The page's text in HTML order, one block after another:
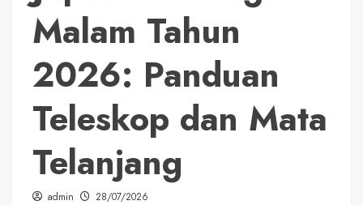
Malam Tahun
2026: Panduan
Teleskop dan Mata
Telanjang
admin 28/07/2026